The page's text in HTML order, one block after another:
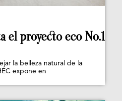
el proyecto eco No.1
la belleza natural de la
expone en